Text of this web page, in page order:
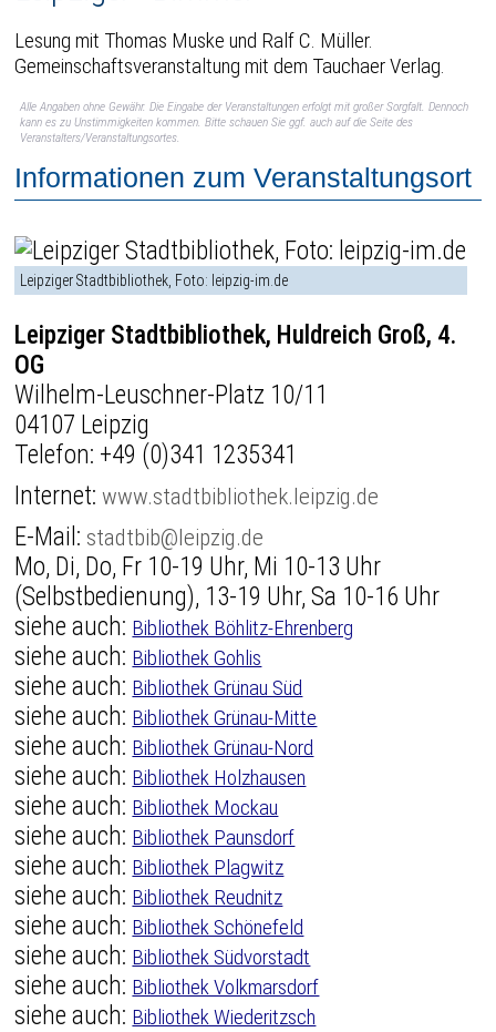
Lesung mit Thomas Muske und Ralf C. Müller.
Gemeinschaftsveranstaltung mit dem Tauchaer Verlag.
Alle Angaben ohne Gewähr. Die Eingabe der Veranstaltungen erfolgt mit großer Sorgfalt. Dennoch
kann es zu Unstimmigkeiten kommen. Bitte schauen Sie ggf. auch auf die Seite des
Veranstalters/Veranstaltungsortes.
Informationen zum Veranstaltungsort
Leipziger Stadtbibliothek, Foto: leipzig-im.de
Leipziger Stadtbibliothek, Huldreich Groß, 4.
OG
Wilhelm-Leuschner-Platz 10/11
04107 Leipzig
Telefon: +49 (0)341 1235341
Internet:www.stadtbibliothek.leipzig.de
E-Mail: stadtbib@leipzig.de
Mo, Di, Do, Fr 10-19 Uhr, Mi 10-13 Uhr
(Selbstbedienung), 13-19 Uhr, Sa 10-16 Uhr
siehe auch: Bibliothek Böhlitz-Ehrenberg
siehe auch: Bibliothek Gohlis
siehe auch: Bibliothek Grünau Süd
siehe auch: Bibliothek Grünau-Mitte
siehe auch: Bibliothek Grünau-Nord
siehe auch: Bibliothek Holzhausen
siehe auch: Bibliothek Mockau
siehe auch: Bibliothek Paunsdorf
siehe auch: Bibliothek Plagwitz
siehe auch: Bibliothek Reudnitz
siehe auch: Bibliothek Schönefeld
siehe auch: Bibliothek Südvorstadt
siehe auch: Bibliothek Volkmarsdorf
siehe auch: Bibliothek Wiederitzsch